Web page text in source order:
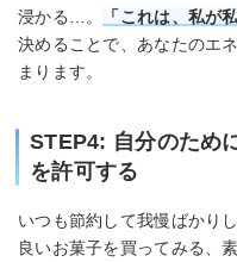
浸かる…。
「これは、私が
決めることで、あなたのエ
まります。
STEP4: 自分のため
を許可する
いつも節約して我慢ばかり
良いお菓子を買ってみる、